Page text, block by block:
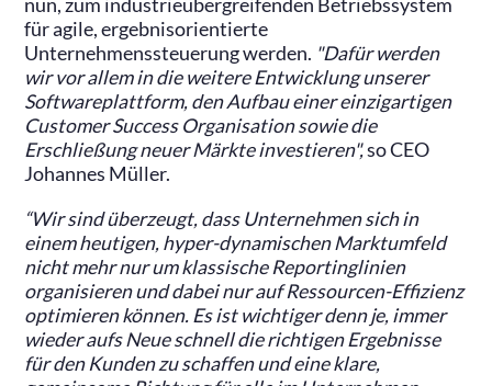
nun, zum industrieübergreifenden Betriebssystem
für agile, ergebnisorientierte
Unternehmenssteuerung werden. "Dafür werden
wir vor allem in die weitere Entwicklung unserer
Softwareplattform, den Aufbau einer einzigartigen
Customer Success Organisation sowie die
Erschließung neuer Märkte investieren",so CEO
Johannes Müller.
“Wir sind überzeugt, dass Unternehmen sich in
einem heutigen, hyper-dynamischen Marktumfeld
nicht mehr nur um klassische Reportinglinien
organisieren und dabei nur auf Ressourcen-Effizienz
optimieren können. Es ist wichtiger denn je, immer
wieder aufs Neue schnell die richtigen Ergebnisse
für den Kunden zu schaffen und eine klare,